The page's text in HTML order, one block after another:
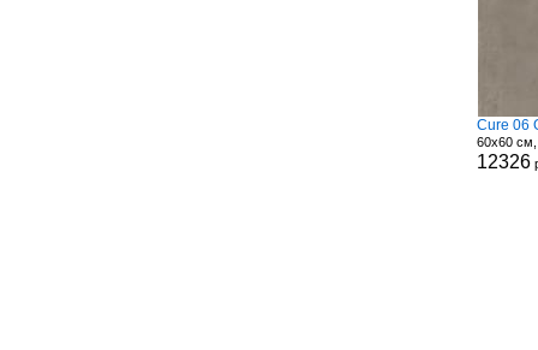
Cure 06
60x60
12326